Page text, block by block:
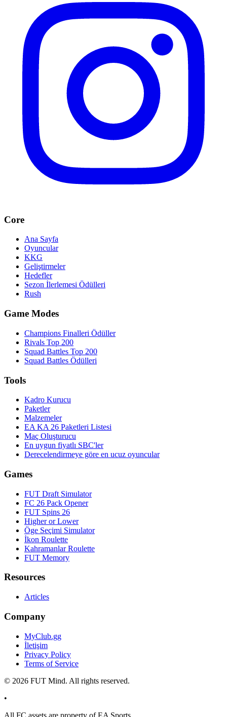
Core
Ana Sayfa
Oyuncular
KKG
Geliştirmeler
Hedefler
Sezon İlerlemesi Ödülleri
Rush
Game Modes
Champions Finalleri Ödüller
Rivals Top 200
Squad Battles Top 200
Squad Battles Ödülleri
Tools
Kadro Kurucu
Paketler
Malzemeler
EA KA 26 Paketleri Listesi
Maç Oluşturucu
En uygun fiyatlı SBC'ler
Derecelendirmeye göre en ucuz oyuncular
Games
FUT Draft Simulator
FC 26 Pack Opener
FUT Spins 26
Higher or Lower
Öge Seçimi Simulator
İkon Roulette
Kahramanlar Roulette
FUT Memory
Resources
Articles
Company
MyClub.gg
İletişim
Privacy Policy
Terms of Service
© 2026 FUT Mind. All rights reserved.
•
All FC assets are property of EA Sports.